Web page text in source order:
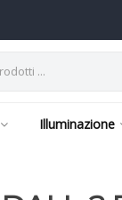
Illuminazione